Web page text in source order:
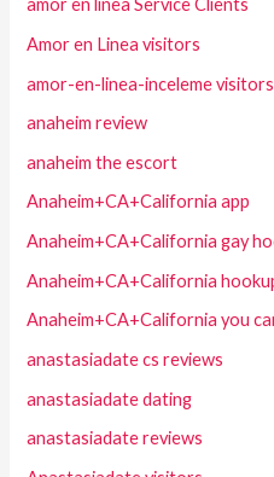
amor en linea Service Clients
Amor en Linea visitors
amor-en-linea-inceleme visitors
anaheim review
anaheim the escort
Anaheim+CA+California app
Anaheim+CA+California gay
Anaheim+CA+California
Anaheim+CA+California you
anastasiadate cs reviews
anastasiadate dating
anastasiadate reviews